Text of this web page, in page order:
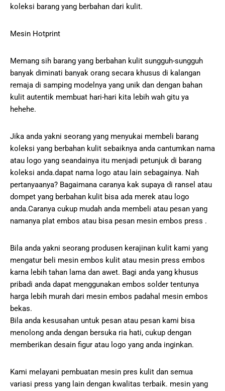
koleksi barang yang berbahan dari kulit.
Mesin Hotprint
Memang sih barang yang berbahan kulit sungguh-sungguh
banyak diminati banyak orang secara khusus di kalangan
remaja di samping modelnya yang unik dan dengan bahan
kulit autentik membuat hari-hari kita lebih wah gitu ya
hehehe.
Jika anda yakni seorang yang menyukai membeli barang
koleksi yang berbahan kulit sebaiknya anda cantumkan nama
atau logo yang seandainya itu menjadi petunjuk di barang
koleksi anda.dapat nama logo atau lain sebagainya. Nah
pertanyaanya? Bagaimana caranya kak supaya di ransel atau
dompet yang berbahan kulit bisa ada merek atau logo
anda.Caranya cukup mudah anda membeli atau pesan yang
namanya plat embos atau bisa pesan mesin embos press .
Bila anda yakni seorang produsen kerajinan kulit kami yang
mengatur beli mesin embos kulit atau mesin press embos
karna lebih tahan lama dan awet. Bagi anda yang khusus
pribadi anda dapat menggunakan embos solder tentunya
harga lebih murah dari mesin embos padahal mesin embos
bekas.
Bila anda kesusahan untuk pesan atau pesan kami bisa
menolong anda dengan bersuka ria hati, cukup dengan
memberikan desain figur atau logo yang anda inginkan.
Kami melayani pembuatan mesin pres kulit dan semua
variasi press yang lain dengan kwalitas terbaik. mesin yang